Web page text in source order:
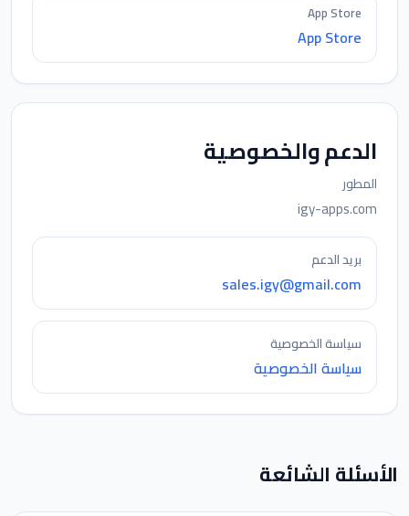
App Store
App Store
الدعم والخصوصية
المطور
igy-apps.com
بريد الدعم
sales.igy@gmail.com
سياسة الخصوصية
سياسة الخصوصية
الأسئلة الشائعة